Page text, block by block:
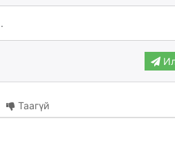
Таагүй